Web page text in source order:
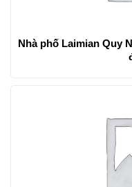
Nhà phố Laimian Quy